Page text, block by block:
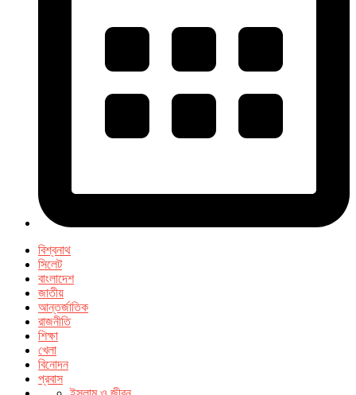
বিশ্বনাথ
সিলেট
বাংলাদেশ
জাতীয়
আন্তর্জাতিক
রাজনীতি
শিক্ষা
খেলা
বিনোদন
প্রবাস